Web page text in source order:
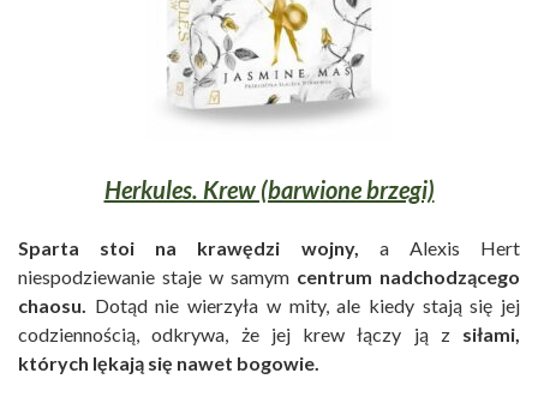
Herkules. Krew (barwione brzegi)
Sparta stoi na krawędzi wojny,
a Alexis Hert
niespodziewanie staje w samym centrum nadchodzącego
chaosu.
Dotąd nie wierzyła w mity, ale kiedy stają się jej
codziennością, odkrywa, że jej krew łączy ją zsiłami,
których lękają się nawet bogowie.